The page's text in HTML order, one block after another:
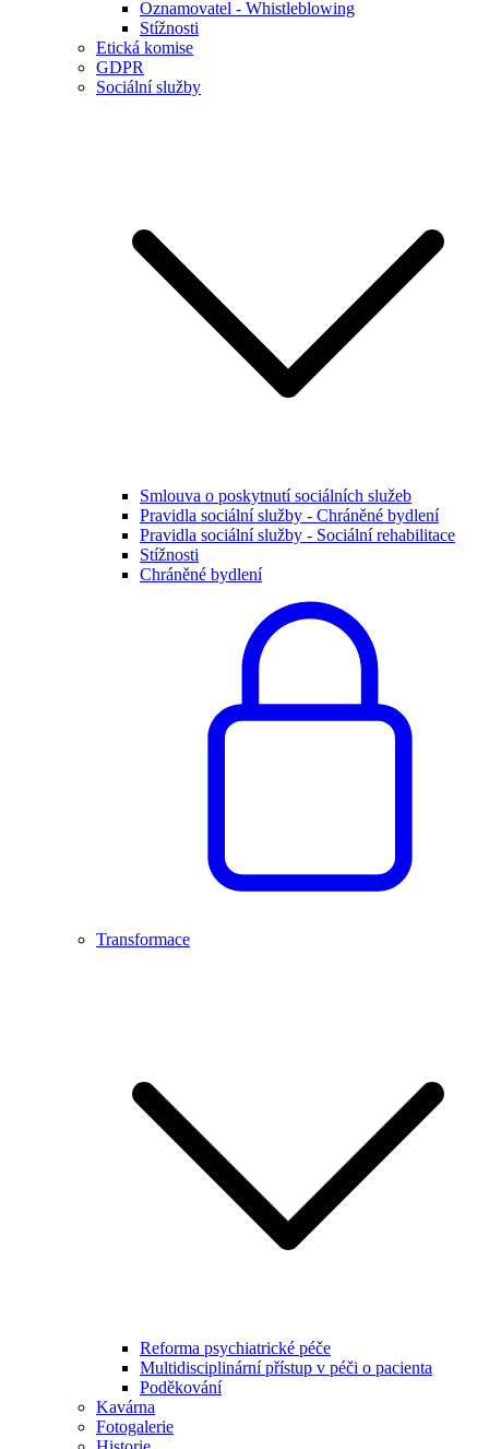
Oznamovatel - Whistleblowing
Stížnosti
Etická komise
GDPR
Sociální služby
Smlouva o poskytnutí sociálních služeb
Pravidla sociální služby - Chráněné bydlení
Pravidla sociální služby - Sociální rehabilitace
Stížnosti
Chráněné bydlení
Transformace
Reforma psychiatrické péče
Multidisciplinární přístup v péči o pacienta
Poděkování
Kavárna
Fotogalerie